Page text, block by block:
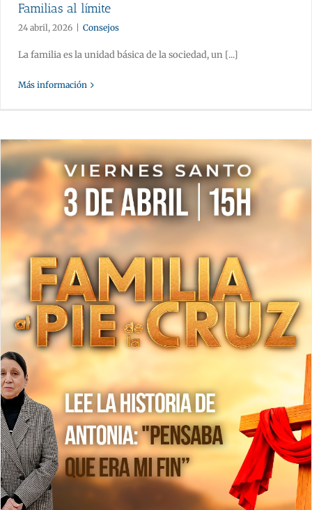
Familias al límite
24 abril, 2026 Consejos
La familia es la unidad básica de la sociedad, un [...]
Más información